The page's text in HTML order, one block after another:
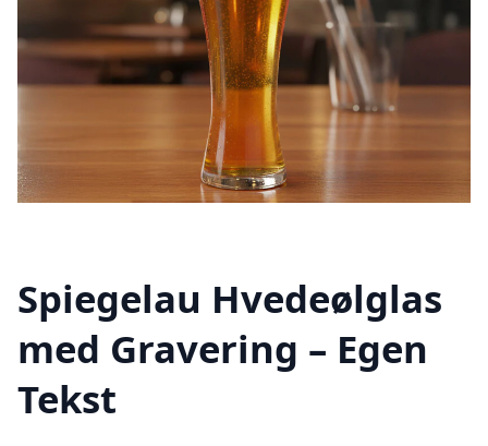
Spiegelau Hvedeølglas
med Gravering – Egen
Tekst